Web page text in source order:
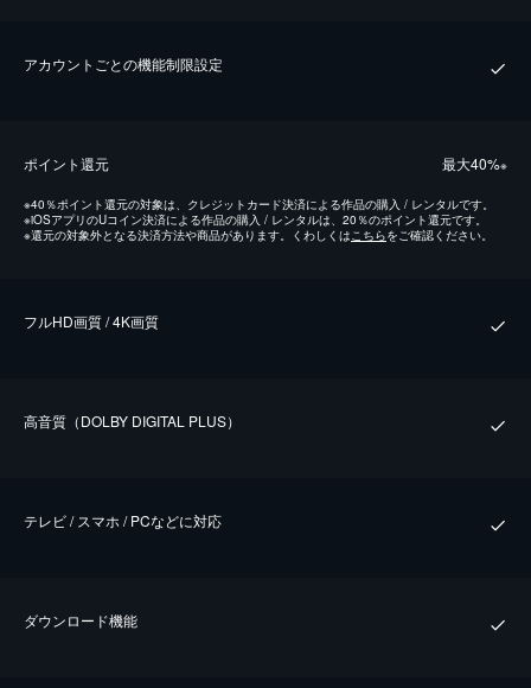
アカウントごとの機能制限設定
ポイント還元 最⼤40%※
※40％ポイント還元の対象は、クレジットカード決済による作品の購入 / レンタルです。
※iOSアプリのUコイン決済による作品の購入 / レンタルは、20％のポイント還元です。
※還元の対象外となる決済方法や商品があります。くわしくはこちらをご確認ください。
フルHD画質 / 4K画質
⾼⾳質（DOLBY DIGITAL PLUS）
テレビ / スマホ / PCなどに対応
ダウンロード機能